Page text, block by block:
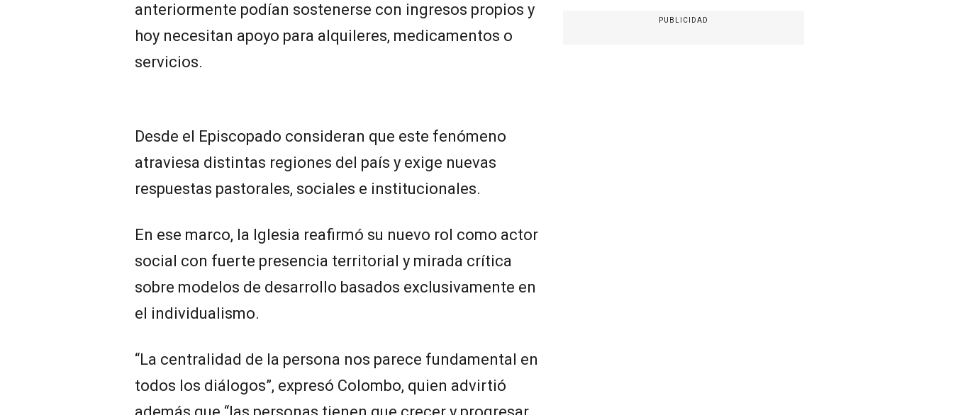
anteriormente podían sostenerse con ingresos propios y
hoy necesitan apoyo para alquileres, medicamentos o
servicios.
Desde el Episcopado consideran que este fenómeno
atraviesa distintas regiones del país y exige nuevas
respuestas pastorales, sociales e institucionales.
En ese marco, la Iglesia reafirmó su nuevo rol como actor
social con fuerte presencia territorial y mirada crítica
sobre modelos de desarrollo basados exclusivamente en
el individualismo.
“La centralidad de la persona nos parece fundamental en
todos los diálogos”, expresó Colombo, quien advirtió
PUBLICIDAD